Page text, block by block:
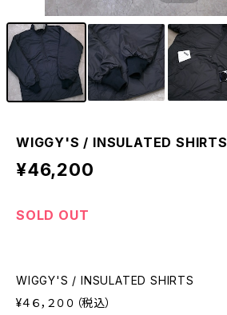
WIGGY'S / INSULATED SHIRTS
¥46,200
SOLD OUT
WIGGY'S / INSULATED SHIRTS
¥４６，２００（税込）